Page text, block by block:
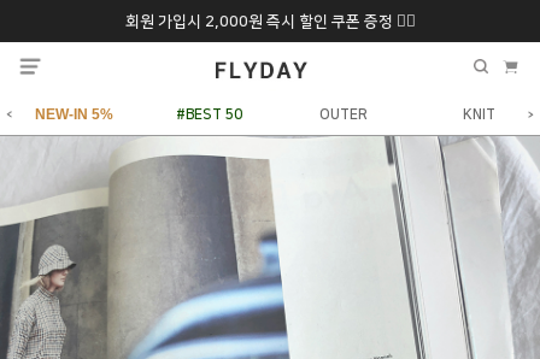
회원 가입시 2,000원 즉시 할인 쿠폰 증정 ❤️‍🔥
추석 특별 할인 10~20% 9/6 화 ~ 9/12월
NEW-IN 5% #BEST 50 OUTER KNIT